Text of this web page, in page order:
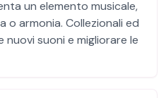
un elemento musicale,
o armonia. Collezionali ed
suoni e migliorare le